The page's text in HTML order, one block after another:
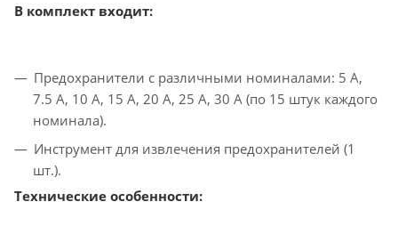
В комплект входит:
Предохранители с различными номиналами: 5 А,
7.5 А, 10 А, 15 А, 20 А, 25 А, 30 А (по 15 штук каждого
номинала).
Инструмент для извлечения предохранителей (1
шт.).
Технические особенности: